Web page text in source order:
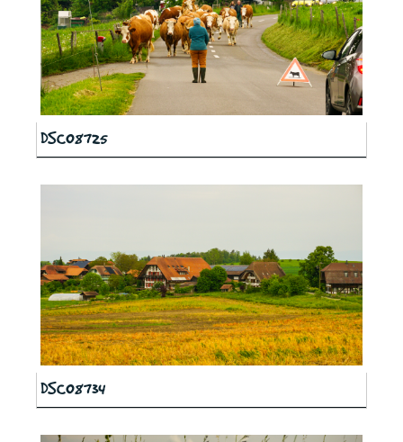
DSC08725
DSC08734